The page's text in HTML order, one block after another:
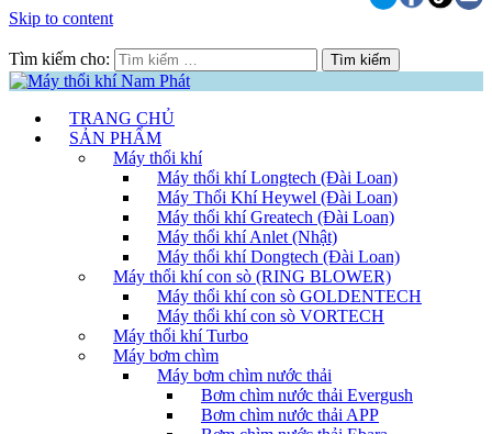
Skip to content
Tìm kiếm cho:
TRANG CHỦ
SẢN PHẨM
Máy thổi khí
Máy thổi khí Longtech (Đài Loan)
Máy Thổi Khí Heywel (Đài Loan)
Máy thổi khí Greatech (Đài Loan)
Máy thổi khí Anlet (Nhật)
Máy thổi khí Dongtech (Đài Loan)
Máy thổi khí con sò (RING BLOWER)
Máy thổi khí con sò GOLDENTECH
Máy thổi khí con sò VORTECH
Máy thổi khí Turbo
Máy bơm chìm
Máy bơm chìm nước thải
Bơm chìm nước thải Evergush
Bơm chìm nước thải APP